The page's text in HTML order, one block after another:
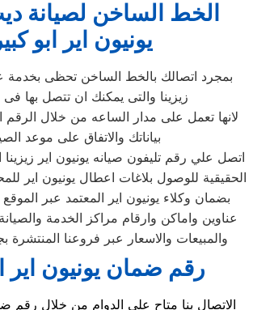
الخط الساخن لصيانة
يونيون اير ابو
بمجرد اتصالك بالخط الساخن تحظى بخدمة
زيزينا والتى يمكنك ان تتصل بها
لانها تعمل على مدار الساعه من خلال
بياناتك والاتفاق على موعد
اتصل علي رقم تليفون صيانه يونيون اير زيزينا
الحقيقية للوصول بلاغات اعطال يونيون اير
بضمان وكلاء يونيون اير المعتمد عبر
عناوين واماكن وارقام مراكز الخدمة
والمبيعات والاسعار عبر فروعنا المنتشرة
رقم ضمان يونيون اير
الاتصال بنا متاح على الدوام من خلال رقم